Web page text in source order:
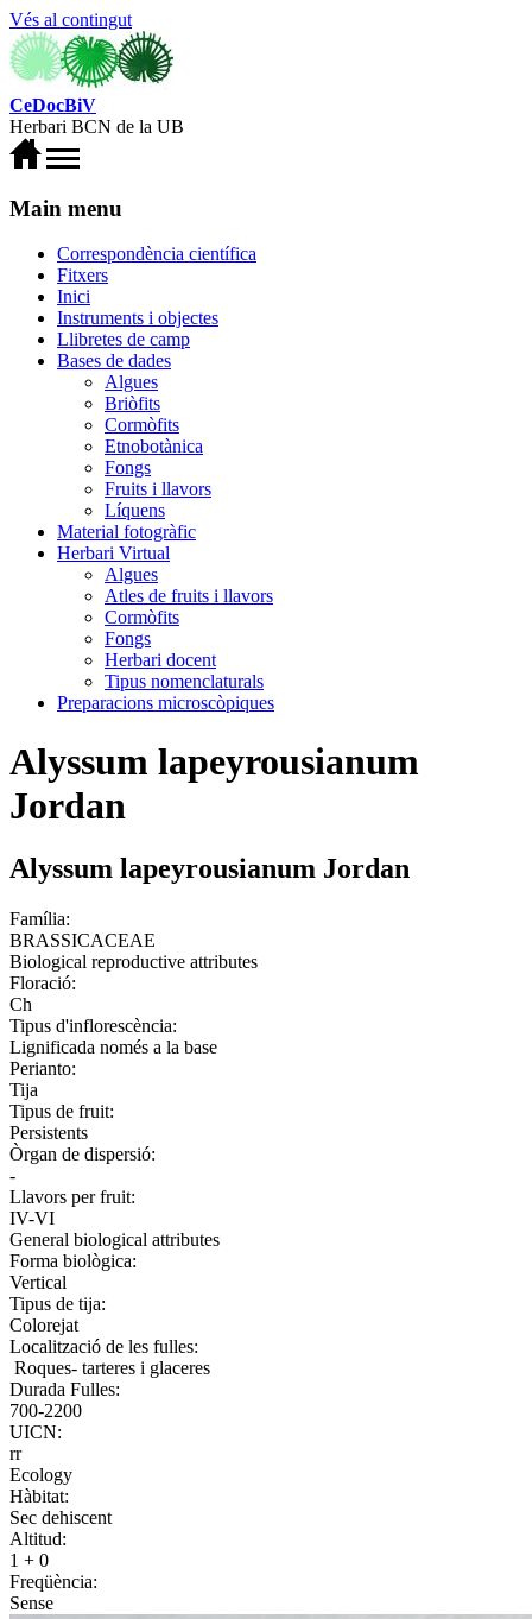
Vés al contingut
CeDocBiV
Herbari BCN de la UB
Main menu
Correspondència científica
Fitxers
Inici
Instruments i objectes
Llibretes de camp
Bases de dades
Algues
Briòfits
Cormòfits
Etnobotànica
Fongs
Fruits i llavors
Líquens
Material fotogràfic
Herbari Virtual
Algues
Atles de fruits i llavors
Cormòfits
Fongs
Herbari docent
Tipus nomenclaturals
Preparacions microscòpiques
Alyssum lapeyrousianum
Jordan
Alyssum lapeyrousianum Jordan
Família:
BRASSICACEAE
Biological reproductive attributes
Floració:
Ch
Tipus d'inflorescència:
Lignificada només a la base
Perianto:
Tija
Tipus de fruit:
Persistents
Òrgan de dispersió:
-
Llavors per fruit:
IV-VI
General biological attributes
Forma biològica:
Vertical
Tipus de tija:
Colorejat
Localització de les fulles:
Roques- tarteres i glaceres
Durada Fulles:
700-2200
UICN:
rr
Ecology
Hàbitat:
Sec dehiscent
Altitud:
1 + 0
Freqüència:
Sense